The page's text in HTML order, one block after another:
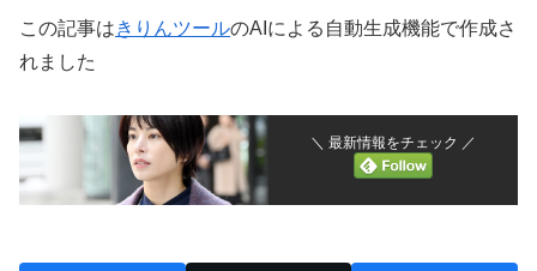
この記事はきりんツールのAIによる自動生成機能で作成さ
れました
＼ 最新情報をチェック ／